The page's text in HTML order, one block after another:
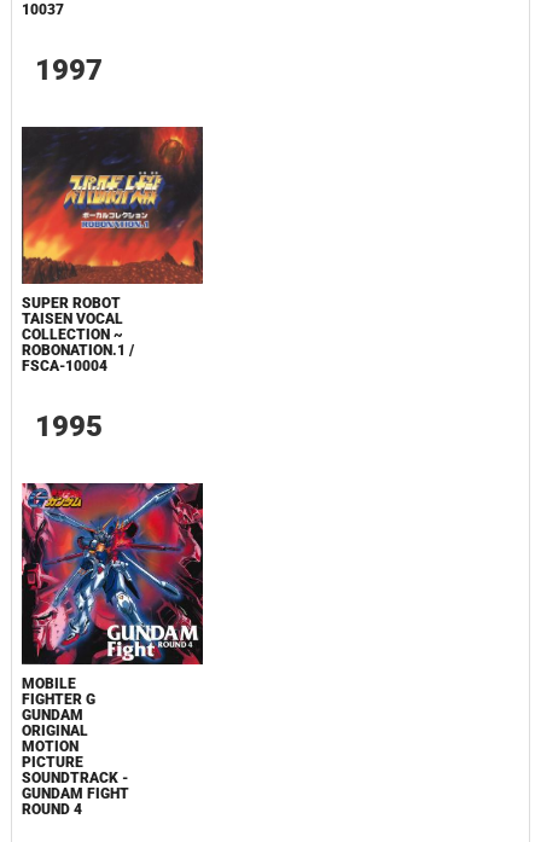
10037
1997
SUPER ROBOT
TAISEN VOCAL
COLLECTION ~
ROBONATION.1 /
FSCA-10004
1995
MOBILE
FIGHTER G
GUNDAM
ORIGINAL
MOTION
PICTURE
SOUNDTRACK -
GUNDAM FIGHT
ROUND 4